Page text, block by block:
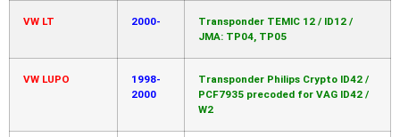
VW LT 2000-
Transponder TEMIC 12 / ID12 /
JMA: TP04, TP05
VW LUPO
1998-
2000
Transponder Philips Crypto ID42 /
PCF7935 precoded for VAG ID42 /
W2